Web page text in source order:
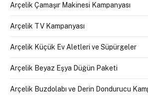
Arçelik Çamaşır Makinesi Kampanyası
Arçelik TV Kampanyası
Arçelik Küçük Ev Aletleri ve Süpürgeler
Arçelik Beyaz Eşya Düğün Paketi
Arçelik Buzdolabı ve Derin Dondurucu